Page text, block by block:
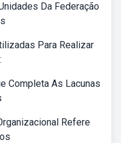
Da Federação
Para Realizar
Completa As Lacunas
Refere